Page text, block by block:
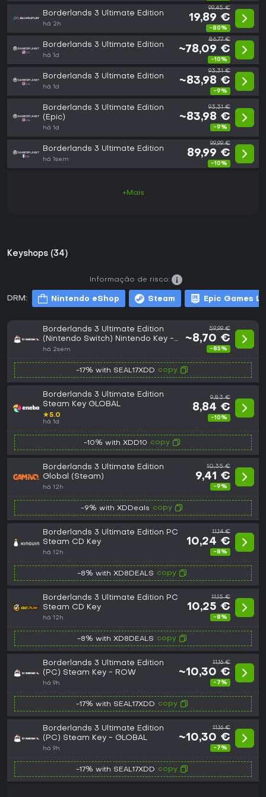
Borderlands 3 Ultimate Edition
há 2h
99,45 €
19,89 €
-80%
Borderlands 3 Ultimate Edition
há 1d
86,77 €
~78,09 €
-10%
Borderlands 3 Ultimate Edition
há 1d
93,31 €
~83,98 €
-9%
Borderlands 3 Ultimate Edition
(Epic)
há 1d
93,31 €
~83,98 €
-9%
Borderlands 3 Ultimate Edition
há 1sem
99,99 €
89,99 €
-10%
+Mais
Keyshops (34)
DRM: Nintendo eShop Steam Epic Games
Informação de risco:
Borderlands 3 Ultimate Edition
(Nintendo Switch) Nintendo Key -
EU
há 2sem
59,99 €
~8,70 €
-85%
-17% with SEAL17XDD copy
Borderlands 3 Ultimate Edition
Steam Key GLOBAL
★5.0
há 1d
9,83 €
8,84 €
-10%
-10% with XDD10 copy
Borderlands 3 Ultimate Edition
Global (Steam)
há 12h
10,35 €
9,41 €
-9%
-9% with XDDeals copy
Borderlands 3 Ultimate Edition PC
Steam CD Key
há 12h
11,14 €
10,24 €
-8%
-8% with XD8DEALS copy
Borderlands 3 Ultimate Edition PC
Steam CD Key
há 12h
11,15 €
10,25 €
-8%
-8% with XD8DEALS copy
Borderlands 3 Ultimate Edition
(PC) Steam Key - ROW
há 9h
11,16 €
~10,30 €
-7%
-17% with SEAL17XDD copy
Borderlands 3 Ultimate Edition
(PC) Steam Key - GLOBAL
há 9h
11,16 €
~10,30 €
-7%
-17% with SEAL17XDD copy